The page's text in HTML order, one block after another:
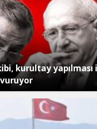
kurultay yapılması